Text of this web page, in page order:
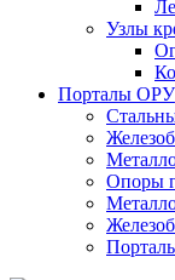
Узлы
Порталы ОРУ
Опоры